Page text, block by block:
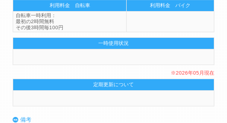
利用料金 自転車
利用料金 バイク
自転車一時利用：
最初の2時間無料
その後3時間毎100円
一時使用状況
※2026年05月現在
定期更新について
備考